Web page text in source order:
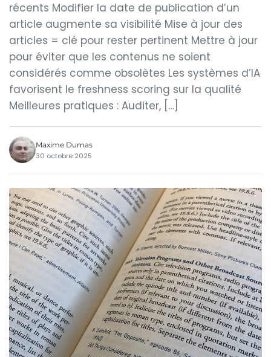
récents Modifier la date de publication d’un
article augmente sa visibilité Mise à jour des
articles = clé pour rester pertinent Mettre à jour
pour éviter que les contenus ne soient
considérés comme obsolètes Les systèmes d’IA
favorisent le freshness scoring sur la qualité
Meilleures pratiques : Auditer, […]
Maxime Dumas
30 octobre 2025